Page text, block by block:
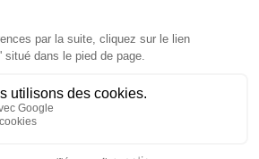
03.85.32.96.74